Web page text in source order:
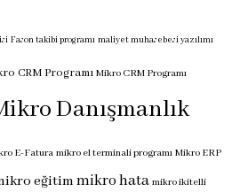
Fason takibi programı maliyet muhasebesi yazılımı
CRM Programı Mikro CRM Programı
Danışmanlık
E-Fatura mikro el terminali programı Mikro ERP
eğitimmikro hata mikro ikitelli